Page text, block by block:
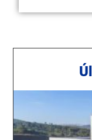
Ú